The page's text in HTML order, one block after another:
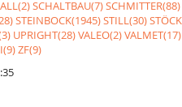
SCHALTBAU(7)SCHMITTER(88)
STEINBOCK(1945)STILL(30)
UPRIGHT(28)VALEO(2)VALMET(17)
ZF(9)